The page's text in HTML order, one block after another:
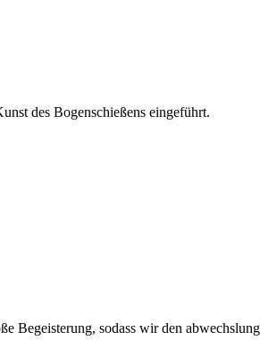
des Bogenschießens eingeführt.
Begeisterung, sodass wir den